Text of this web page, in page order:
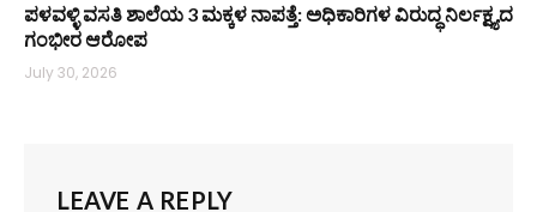
ಪಳವಳ್ಳಿ ವಸತಿ ಶಾಲೆಯ 3 ಮಕ್ಕಳ ನಾಪತ್ತೆ: ಅಧಿಕಾರಿಗಳ ವಿರುದ್ಧ ನಿರ್ಲಕ್ಷ್ಯದ
ಗಂಭೀರ ಆರೋಪ
July 30, 2026
LEAVE A REPLY